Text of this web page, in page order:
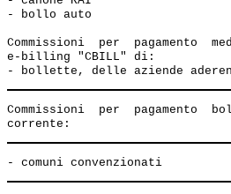
- bollo auto
Commissioni  per  pagamento
e-billing "CBILL" di:
Commissioni  per  pagamento